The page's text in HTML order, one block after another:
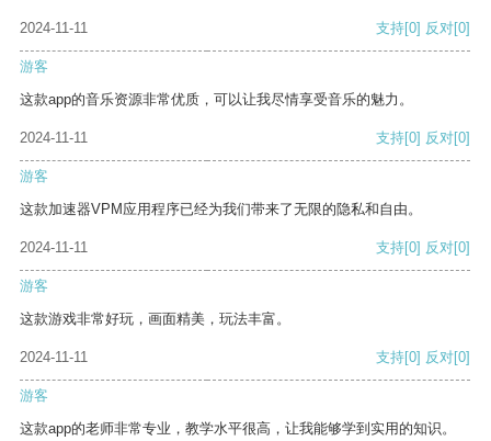
2024-11-11 支持[0] 反对[0]
游客
这款app的音乐资源非常优质，可以让我尽情享受音乐的魅力。
2024-11-11 支持[0] 反对[0]
游客
这款加速器VPM应用程序已经为我们带来了无限的隐私和自由。
2024-11-11 支持[0] 反对[0]
游客
这款游戏非常好玩，画面精美，玩法丰富。
2024-11-11 支持[0] 反对[0]
游客
这款app的老师非常专业，教学水平很高，让我能够学到实用的知识。